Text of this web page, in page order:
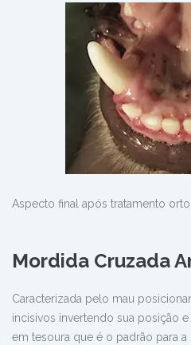
Aspecto final após tratamento
Mordida Cruzada
Caracterizada pelo mau
incisivos invertendo sua posição
em tesoura que é o padrão para a